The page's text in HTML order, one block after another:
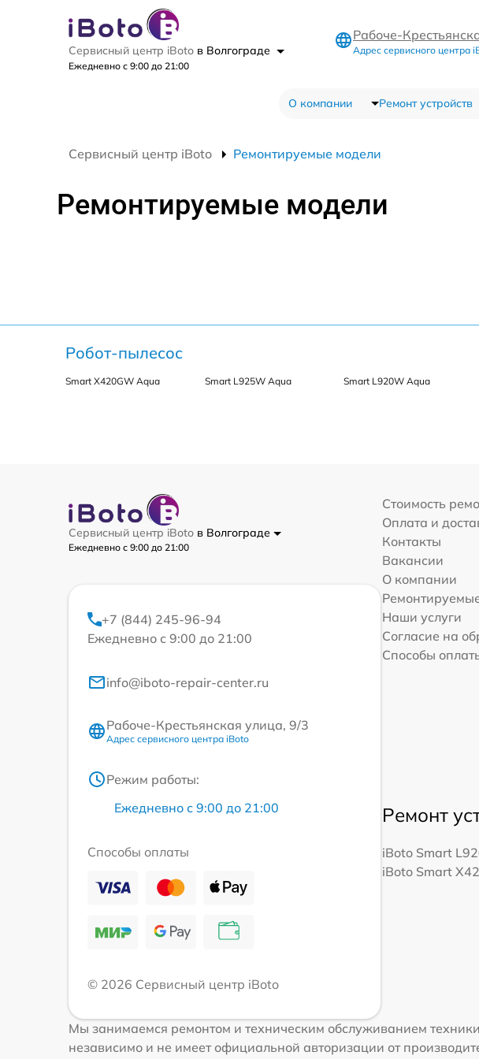
Сервисный центр iBoto в Волгограде
Ежедневно с 9:00 до 21:00
Рабоче-
Адрес сервисного центра
О компании Ремонт устройств
Сервисный центр iBoto Ремонтируемые модели
Ремонтируемые модели
Робот-пылесос
Smart Х420GW Aqua Smart L925W Aqua Smart L920W Aqua
Сервисный центр iBoto в Волгограде
Ежедневно с 9:00 до 21:00
+7 (844) 245-96-94
Ежедневно с 9:00 до 21:00
info@iboto-repair-center.ru
Рабоче-Крестьянская улица, 9/3
Адрес сервисного центра iBoto
Режим работы:
Ежедневно с 9:00 до 21:00
Способы оплаты
© 2026 Сервисный центр iBoto
Стоимость
Оплата и
Контакты
Вакансии
О компании
Наши услуги
Согласие на
Способы
Ремонт
iBoto Smart
iBoto Smart
Мы занимаемся ремонтом и техническим обслуживанием
независимо и не имеет официальной авторизации от